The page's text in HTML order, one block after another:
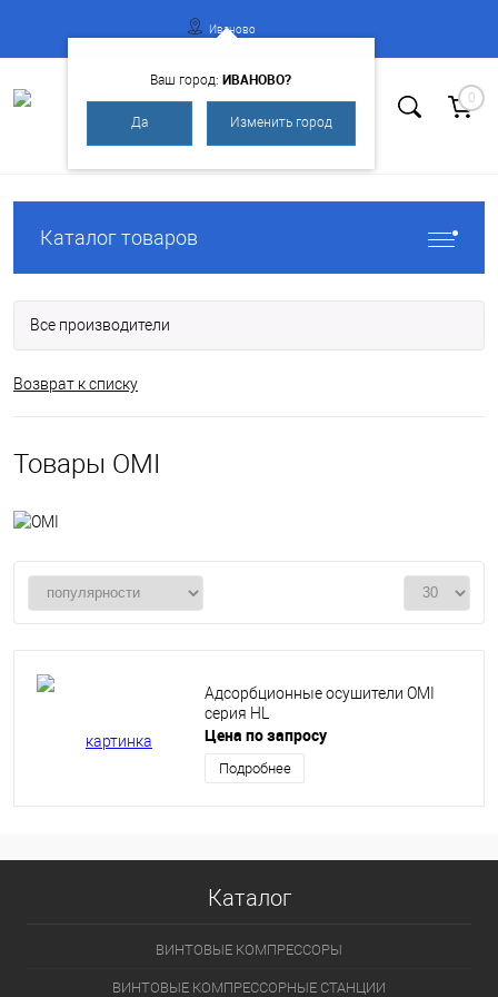
Регистрация
Иваново
Ваш город: ИВАНОВО?
Да Изменить город
0
Каталог товаров
Все производители
Возврат к списку
Товары OMI
Адсорбционные осушители OMI
серия HL
Цена по запросу
Подробнее
Каталог
ВИНТОВЫЕ КОМПРЕССОРЫ
ВИНТОВЫЕ КОМПРЕССОРНЫЕ СТАНЦИИ